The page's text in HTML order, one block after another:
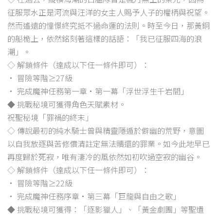
征服眾水正是河流與汪洋的女主人賜予人子的權柄與祝望。
然而遙遠的憧憬終究抵不過命運的法則。時至今日，那黃銅
的船桅上，依然銘刻著這樣的話語：「我已征服四海的浪
潮」。
◇ 解鎖條件（達成以下任一條件即可）：
• 冒險等階≥27級
• 完成魔神任務第一章·第一幕「浮世浮生千岩間」
◆ 挑戰秘境可獲得角色天賦素材。
祝聖秘境「罪禍的終末」
◇ 傳說最初的純水騎士曾與精靈隱遁於僻幽的荒野，意圖
以自我放逐與苦修償清註定無法贖還的罪業。如今此地早已
再度歸於死寂，唯有淒冷的風依然如初吹過空寂的幽谷。
◇ 解鎖條件（達成以下任一條件即可）：
• 冒險等階≥22級
• 完成魔神任務序章·第三幕「巨龍與自由之歌」
◆ 挑戰秘境可獲得：「逐影獵人」、「黃金劇團」等聖遺